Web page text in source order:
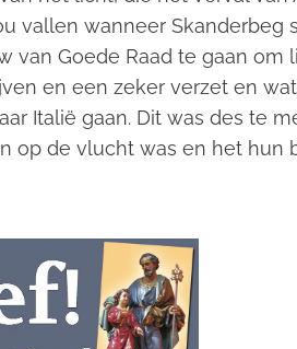
vallen wanneer Skanderbeg
van Goede Raad te gaan om
en een zeker verzet en
Italië gaan. Dit was des te
op de vlucht was en het hun